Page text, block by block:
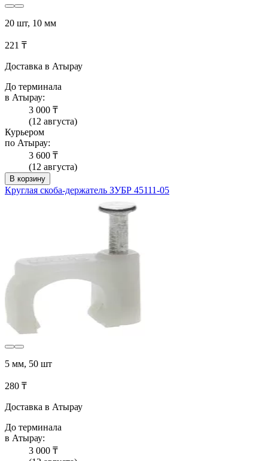
20 шт, 10 мм
221 ₸
Доставка в Атырау
До терминала
в Атырау:
3 000 ₸
(12 августа)
Курьером
по Атырау:
3 600 ₸
(12 августа)
В корзину
Круглая скоба-держатель ЗУБР 45111-05
5 мм, 50 шт
280 ₸
Доставка в Атырау
До терминала
в Атырау:
3 000 ₸